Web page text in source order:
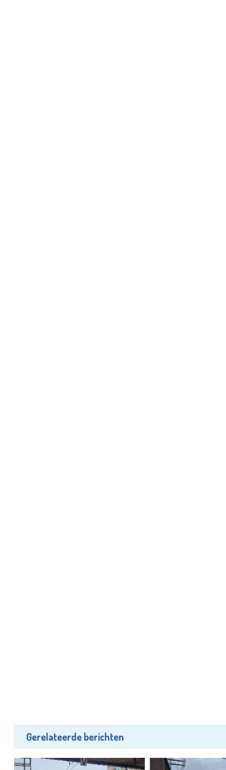
Gerelateerde berichten